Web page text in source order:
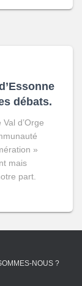
débats.
d’Orge
»
mais
part.
NOUS ?